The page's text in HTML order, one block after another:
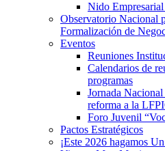
Nido
Observatorio Nacional
Formalización de
Eventos
Reuniones
Calendarios de
programas
Jornada
reforma a la
Foro Juvenil
Pactos Estratégicos
¡Este 2026 hagamos